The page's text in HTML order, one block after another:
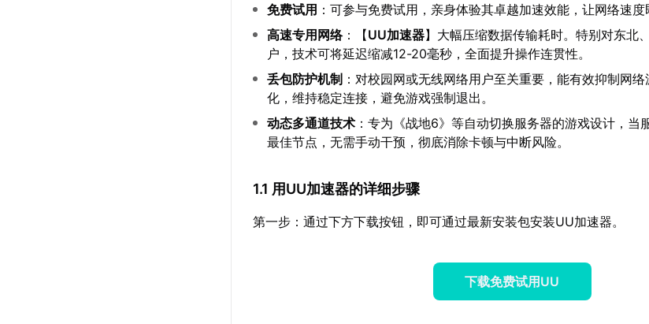
免费试用 ：可参与免费试用，亲身体验其卓越加速效能，让网络速度
高速专用网络：【UU加速器】大幅压缩数据传输耗时。特别对东北
户，技术可将延迟缩减12-20毫秒，全面提升操作连贯性。
丢包防护机制 ：对校园网或无线网络用户至关重要，能有效抑制网
化，维持稳定连接，避免游戏强制退出。
动态多通道技术 ：专为《战地6》等自动切换服务器的游戏设计，当
最佳节点，无需手动干预，彻底消除卡顿与中断风险。
1.1 用UU加速器的详细步骤
第一步：通过下方下载按钮，即可通过最新安装包安装UU加速器。
下载免费试用UU